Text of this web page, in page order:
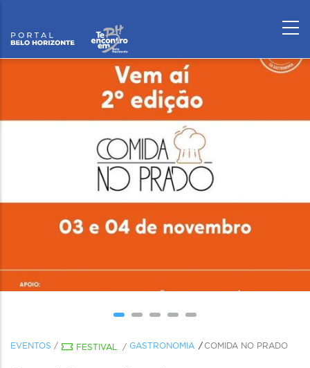
EVENTOS / FESTIVAL / GASTRONOMIA COMIDA NO PRADO